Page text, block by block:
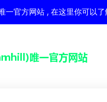
一官方网站 , 在这里你可以